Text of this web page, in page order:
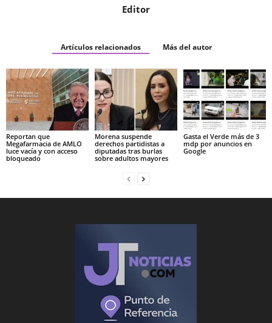
Editor
Artículos relacionados Más del autor
Reportan que
Megafarmacia de AMLO
luce vacía y con acceso
bloqueado
Morena suspende
derechos partidistas a
diputadas tras burlas
sobre adultos mayores
Gasta el Verde más de 3
mdp por anuncios en
Google